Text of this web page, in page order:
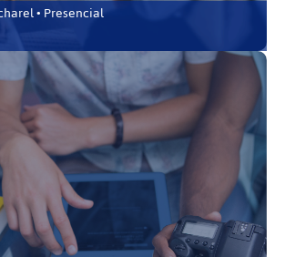
• Presencial